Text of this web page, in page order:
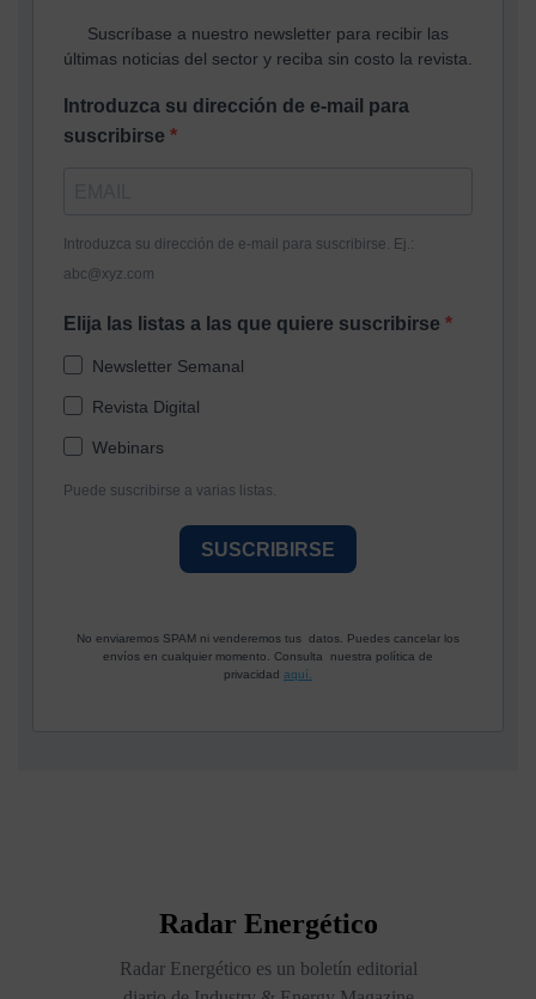
Suscríbase a nuestro newsletter para recibir las
últimas noticias del sector y reciba sin costo la revista.
Introduzca su dirección de e-mail para
suscribirse
Introduzca su dirección de e-mail para suscribirse. Ej.:
abc@xyz.com
Elija las listas a las que quiere suscribirse
Newsletter Semanal
Revista Digital
Webinars
Puede suscribirse a varias listas.
SUSCRIBIRSE
No enviaremos SPAM ni venderemos tus datos. Puedes cancelar los
envíos en cualquier momento. Consulta nuestra política de
privacidad aquí.